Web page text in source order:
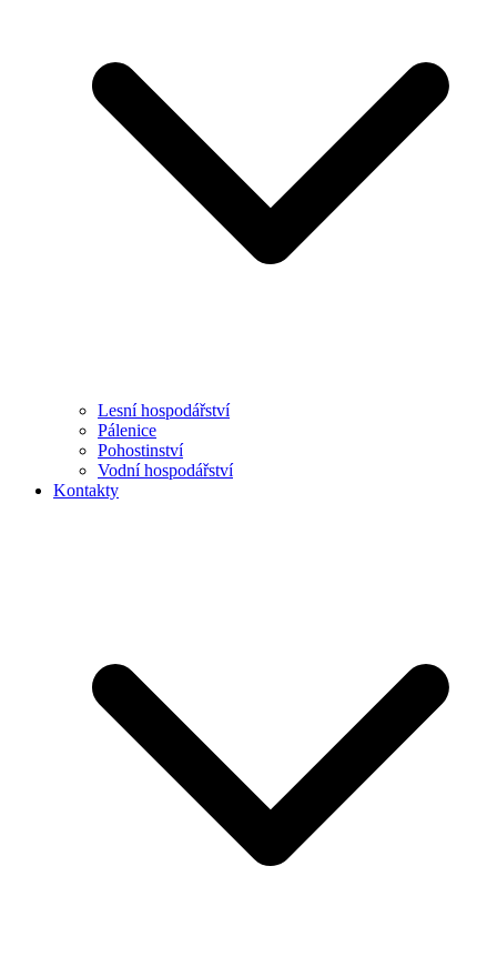
Lesní hospodářství
Pálenice
Pohostinství
Vodní hospodářství
Kontakty